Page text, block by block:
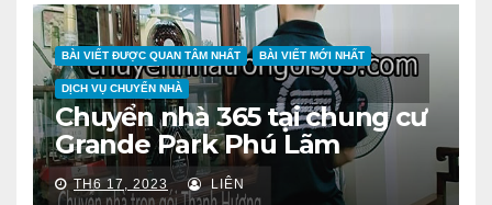
BÀI VIẾT ĐƯỢC QUAN TÂM NHẤT BÀI VIẾT MỚI NHẤT
DỊCH VỤ CHUYỂN NHÀ
Chuyển nhà 365 tại chung cư
Grande Park Phú Lãm
TH6 17, 2023 LIÊN